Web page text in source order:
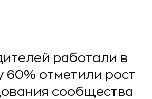
работали в
60% отметили рост
сообщества